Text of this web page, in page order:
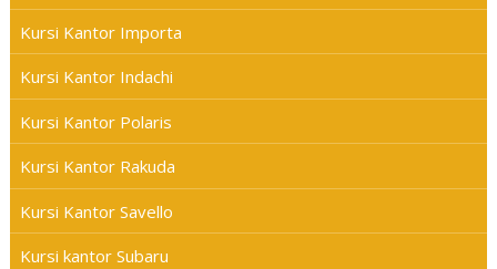
Kursi Kantor Importa
Kursi Kantor Indachi
Kursi Kantor Polaris
Kursi Kantor Rakuda
Kursi Kantor Savello
Kursi kantor Subaru